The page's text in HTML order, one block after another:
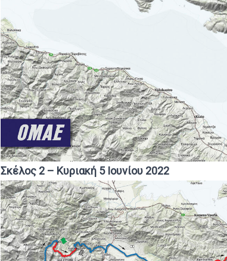
Σκέλος 2 – Κυριακή 5 Ιουνίου 2022